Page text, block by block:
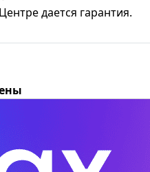
дается гарантия.